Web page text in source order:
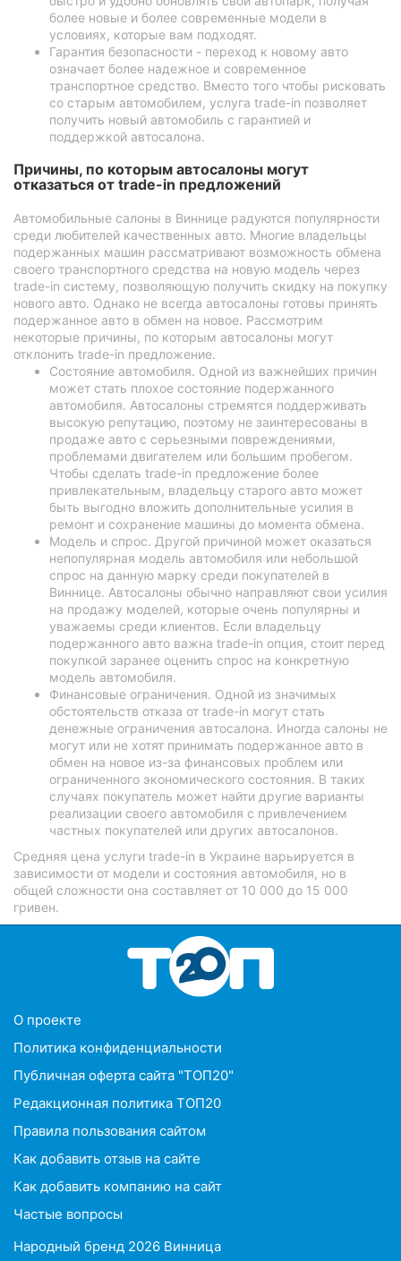
более новые и более современные модели в
условиях, которые вам подходят.
Гарантия безопасности - переход к новому авто
означает более надежное и современное
транспортное средство. Вместо того чтобы рисковать
со старым автомобилем, услуга trade-in позволяет
получить новый автомобиль с гарантией и
поддержкой автосалона.
Причины, по которым автосалоны могут
отказаться от trade-in предложений
Автомобильные салоны в Виннице радуются популярности
среди любителей качественных авто. Многие владельцы
подержанных машин рассматривают возможность обмена
своего транспортного средства на новую модель через
trade-in систему, позволяющую получить скидку на покупку
нового авто. Однако не всегда автосалоны готовы принять
подержанное авто в обмен на новое. Рассмотрим
некоторые причины, по которым автосалоны могут
отклонить trade-in предложение.
Состояние автомобиля. Одной из важнейших причин
может стать плохое состояние подержанного
автомобиля. Автосалоны стремятся поддерживать
высокую репутацию, поэтому не заинтересованы в
продаже авто с серьезными повреждениями,
проблемами двигателем или большим пробегом.
Чтобы сделать trade-in предложение более
привлекательным, владельцу старого авто может
быть выгодно вложить дополнительные усилия в
ремонт и сохранение машины до момента обмена.
Модель и спрос. Другой причиной может оказаться
непопулярная модель автомобиля или небольшой
спрос на данную марку среди покупателей в
Виннице. Автосалоны обычно направляют свои усилия
на продажу моделей, которые очень популярны и
уважаемы среди клиентов. Если владельцу
подержанного авто важна trade-in опция, стоит перед
покупкой заранее оценить спрос на конкретную
модель автомобиля.
Финансовые ограничения. Одной из значимых
обстоятельств отказа от trade-in могут стать
денежные ограничения автосалона. Иногда салоны не
могут или не хотят принимать подержанное авто в
обмен на новое из-за финансовых проблем или
ограниченного экономического состояния. В таких
случаях покупатель может найти другие варианты
реализации своего автомобиля с привлечением
частных покупателей или других автосалонов.
Средняя цена услуги trade-in в Украине варьируется в
зависимости от модели и состояния автомобиля, но в
общей сложности она составляет от 10 000 до 15 000
гривен.
O проекте
Политика конфиденциальности
Публичная оферта сайта "ТОП20"
Редакционная политика ТОП20
Правила пользования сайтом
Как добавить отзыв на сайте
Как добавить компанию на сайт
Частые вопросы
Народный бренд 2026 Винница